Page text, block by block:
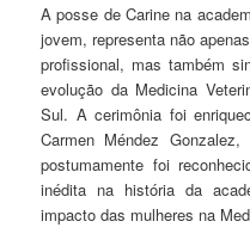
A posse de Carine na
jovem, representa não
profissional, mas também
evolução da Medicina
Sul. A cerimônia foi
Carmen Méndez
postumamente foi
inédita na história da
impacto das mulheres na